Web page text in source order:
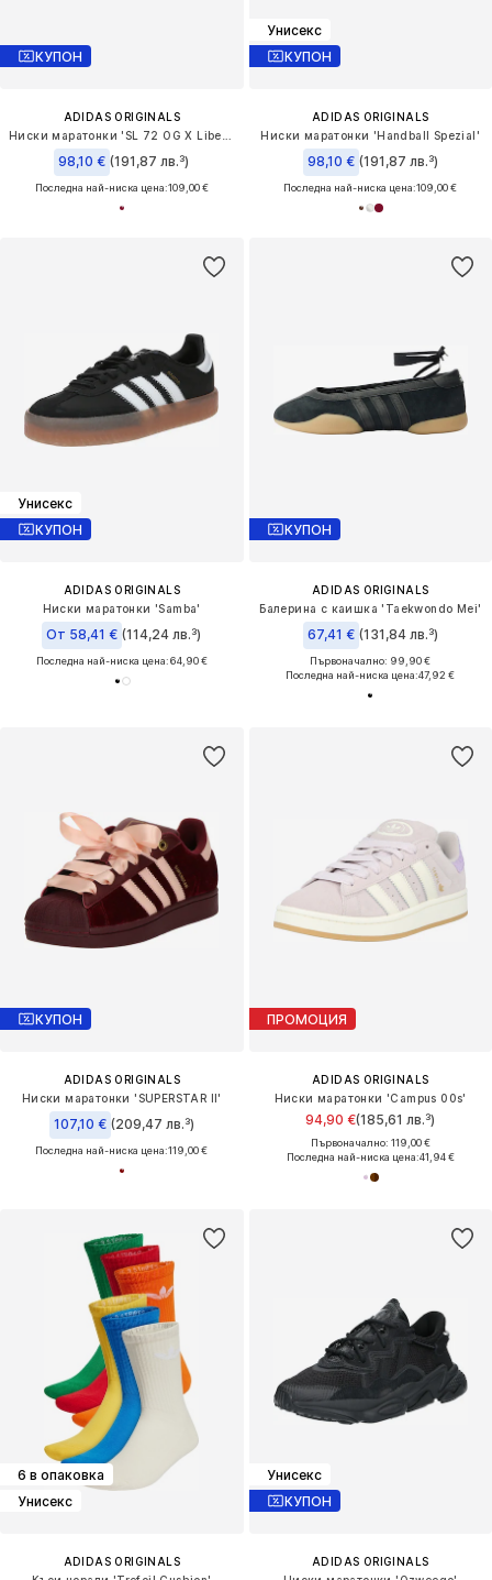
КУПОН
ADIDAS ORIGINALS
98,10 € (191,87 лв.³)
Последна най-ниска цена:109,00 €
Унисекс
КУПОН
ADIDAS ORIGINALS
Ниски маратонки 'Handball Spezial'
98,10 € (191,87 лв.³)
Последна най-ниска цена:109,00 €
Унисекс
КУПОН
ADIDAS ORIGINALS
Ниски маратонки 'Samba'
От 58,41 € (114,24 лв.³)
Последна най-ниска цена:64,90 €
КУПОН
ADIDAS ORIGINALS
Балерина с каишка 'Taekwondo Mei'
67,41 € (131,84 лв.³)
Първоначално: 99,90 €
Последна най-ниска цена:47,92 €
КУПОН
ADIDAS ORIGINALS
Ниски маратонки 'SUPERSTAR II'
107,10 € (209,47 лв.³)
Последна най-ниска цена:119,00 €
ПРОМОЦИЯ
ADIDAS ORIGINALS
Ниски маратонки 'Campus 00s'
94,90 €(185,61 лв.³)
Първоначално: 119,00 €
Последна най-ниска цена:41,94 €
6 в опаковка
Унисекс
ADIDAS ORIGINALS
Унисекс
КУПОН
ADIDAS ORIGINALS